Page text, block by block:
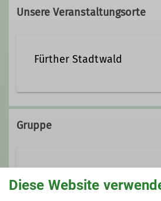
mtb@alpenverein-
Unsere Veranstaltungsorte
Fürther Stadtwald
Gruppe
Diese Website